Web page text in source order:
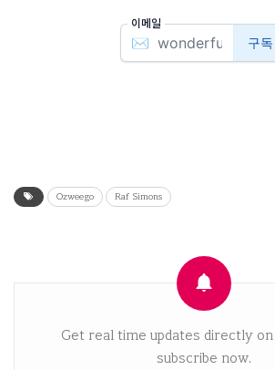
Ozweego Raf Simons
Get real time updates directly on
subscribe now.